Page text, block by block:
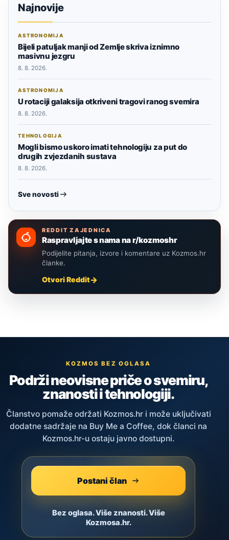
Najnovije
ASTRONOMIJA
Bijeli patuljak manji od Zemlje skriva iznimno
masivnu jezgru
8. 8. 2026.
ASTRONOMIJA
U rotaciji galaksija otkriveni tragovi ranog svemira
8. 8. 2026.
TEHNOLOGIJA
Mogli bismo uskoro imati tehnologiju za put do
drugih zvjezdanih sustava
8. 8. 2026.
Sve novosti
REDDIT ZAJEDNICA
Raspravljajte s nama na r/kozmoshr
Podijelite pitanja, izvore i komentare uz Kozmos.hr
članke.
Otvori Reddit
KOZMOS BEZ OGLASA
Podrži neovisne priče o svemiru,
znanosti i tehnologiji.
Članstvo pomaže održati Kozmos.hr i može uključivati
dodatne sadržaje na Buy Me a Coffee, dok članci na
Kozmos.hr-u ostaju javno dostupni.
Postani član
Bez oglasa. Više znanosti. Više
Kozmosa.hr.